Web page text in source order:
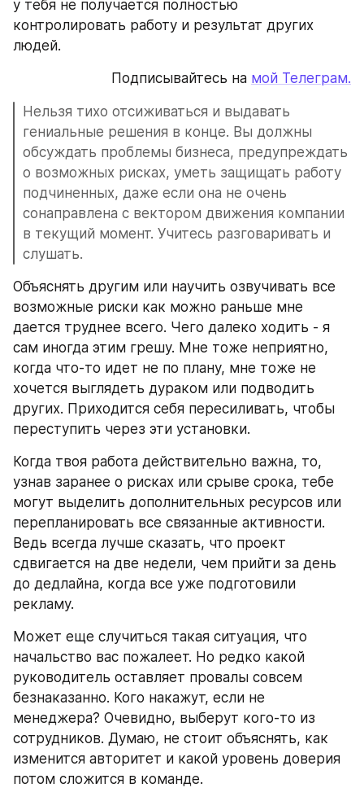
у тебя не получается полностью
контролировать работу и результат других
людей.
Подписывайтесь на мой Телеграм.
Нельзя тихо отсиживаться и выдавать
гениальные решения в конце. Вы должны
обсуждать проблемы бизнеса, предупреждать
о возможных рисках, уметь защищать работу
подчиненных, даже если она не очень
сонаправлена с вектором движения компании
в текущий момент. Учитесь разговаривать и
слушать.
Объяснять другим или научить озвучивать все
возможные риски как можно раньше мне
дается труднее всего. Чего далеко ходить - я
сам иногда этим грешу. Мне тоже неприятно,
когда что-то идет не по плану, мне тоже не
хочется выглядеть дураком или подводить
других. Приходится себя пересиливать, чтобы
переступить через эти установки.
Когда твоя работа действительно важна, то,
узнав заранее о рисках или срыве срока, тебе
могут выделить дополнительных ресурсов или
перепланировать все связанные активности.
Ведь всегда лучше сказать, что проект
сдвигается на две недели, чем прийти за день
до дедлайна, когда все уже подготовили
рекламу.
Может еще случиться такая ситуация, что
начальство вас пожалеет. Но редко какой
руководитель оставляет провалы совсем
безнаказанно. Кого накажут, если не
менеджера? Очевидно, выберут кого-то из
сотрудников. Думаю, не стоит объяснять, как
изменится авторитет и какой уровень доверия
потом сложится в команде.